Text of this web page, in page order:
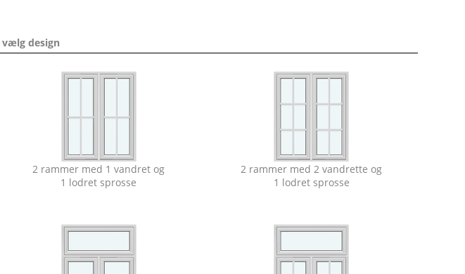
vælg design
2 rammer med 1 vandret og
1 lodret sprosse
2 rammer med 2 vandrette og
1 lodret sprosse